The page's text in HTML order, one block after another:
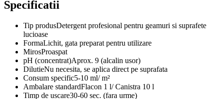
Specificatii
Tip produsDetergent profesional pentru geamuri si suprafete
lucioase
FormaLichit, gata preparat pentru utilizare
MirosProaspat
pH (concentrat)Aprox. 9 (alcalin usor)
DilutieNu necesita, se aplica direct pe suprafata
Consum specific5-10 ml/ m²
Ambalare standardFlacon 1 l/ Canistra 10 l
Timp de uscare30-60 sec. (fara urme)